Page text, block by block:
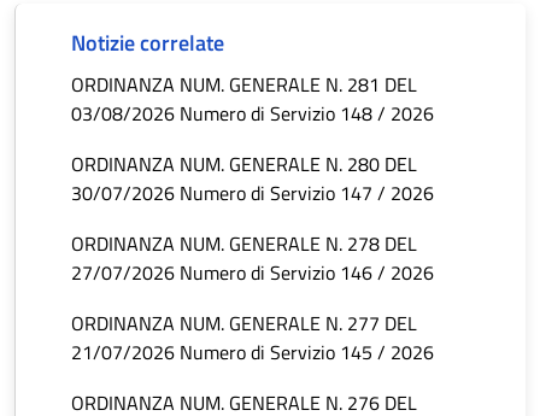
Notizie correlate
ORDINANZA NUM. GENERALE N. 281 DEL
03/08/2026 Numero di Servizio 148 / 2026
ORDINANZA NUM. GENERALE N. 280 DEL
30/07/2026 Numero di Servizio 147 / 2026
ORDINANZA NUM. GENERALE N. 278 DEL
27/07/2026 Numero di Servizio 146 / 2026
ORDINANZA NUM. GENERALE N. 277 DEL
21/07/2026 Numero di Servizio 145 / 2026
ORDINANZA NUM. GENERALE N. 276 DEL